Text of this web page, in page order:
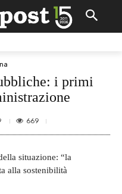
i primi
669
situazione: “la
alla sostenibilità